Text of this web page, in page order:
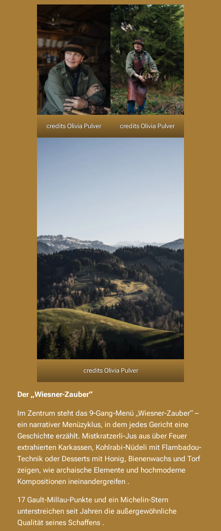
credits Olivia Pulver credits Olivia Pulver
credits Olivia Pulver
Der „Wiesner-Zauber“
Im Zentrum steht das 9-Gang-Menü „Wiesner-Zauber“ –
ein narrativer Menüzyklus, in dem jedes Gericht eine
Geschichte erzählt. Mistkratzerli-Jus aus über Feuer
extrahierten Karkassen, Kohlrabi-Nüdeli mit Flambadou-
Technik oder Desserts mit Honig, Bienenwachs und Torf
zeigen, wie archaische Elemente und hochmoderne
Kompositionen ineinandergreifen .
17 Gault-Millau-Punkte und ein Michelin-Stern
unterstreichen seit Jahren die außergewöhnliche
Qualität seines Schaffens .